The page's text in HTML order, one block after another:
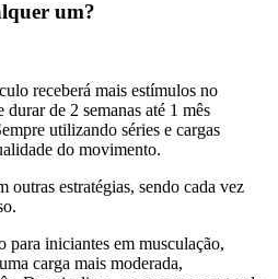
um?
receberá mais estímulos no
de 2 semanas até 1 mês
utilizando séries e cargas
do movimento.
outras estratégias, sendo cada vez
para iniciantes em musculação,
carga mais moderada,